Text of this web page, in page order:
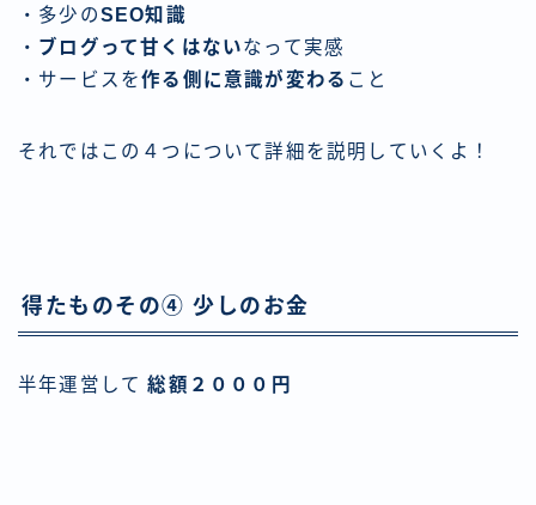
・多少のSEO知識
・ ブログって甘くはないなって実感
・サービスを作る側に意識が変わる こと
それではこの４つについて詳細を説明していくよ！
得たものその④ 少しのお金
半年運営して総額２０００円